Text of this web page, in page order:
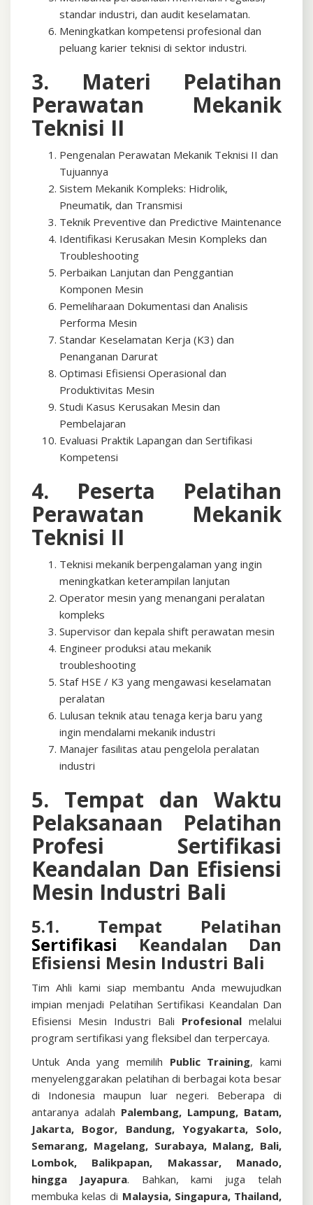
standar industri, dan audit keselamatan.
Meningkatkan kompetensi profesional dan
peluang karier teknisi di sektor industri.
3. Materi Pelatihan
Perawatan Mekanik
Teknisi II
Pengenalan Perawatan Mekanik Teknisi II dan
Tujuannya
Sistem Mekanik Kompleks: Hidrolik,
Pneumatik, dan Transmisi
Teknik Preventive dan Predictive Maintenance
Identifikasi Kerusakan Mesin Kompleks dan
Troubleshooting
Perbaikan Lanjutan dan Penggantian
Komponen Mesin
Pemeliharaan Dokumentasi dan Analisis
Performa Mesin
Standar Keselamatan Kerja (K3) dan
Penanganan Darurat
Optimasi Efisiensi Operasional dan
Produktivitas Mesin
Studi Kasus Kerusakan Mesin dan
Pembelajaran
Evaluasi Praktik Lapangan dan Sertifikasi
Kompetensi
4. Peserta Pelatihan
Perawatan Mekanik
Teknisi II
Teknisi mekanik berpengalaman yang ingin
meningkatkan keterampilan lanjutan
Operator mesin yang menangani peralatan
kompleks
Supervisor dan kepala shift perawatan mesin
Engineer produksi atau mekanik
troubleshooting
Staf HSE / K3 yang mengawasi keselamatan
peralatan
Lulusan teknik atau tenaga kerja baru yang
ingin mendalami mekanik industri
Manajer fasilitas atau pengelola peralatan
industri
5. Tempat dan Waktu
Pelaksanaan Pelatihan
Profesi Sertifikasi
Keandalan Dan Efisiensi
Mesin Industri Bali
5.1. Tempat Pelatihan
Sertifikasi Keandalan Dan
Efisiensi Mesin Industri Bali
Tim Ahli kami siap membantu Anda mewujudkan
impian menjadi Pelatihan Sertifikasi Keandalan Dan
Efisiensi Mesin Industri Bali Profesional melalui
program sertifikasi yang fleksibel dan terpercaya.
Untuk Anda yang memilih Public Training, kami
menyelenggarakan pelatihan di berbagai kota besar
di Indonesia maupun luar negeri. Beberapa di
antaranya adalah Palembang, Lampung, Batam,
Jakarta, Bogor, Bandung, Yogyakarta, Solo,
Semarang, Magelang, Surabaya, Malang, Bali,
Lombok, Balikpapan, Makassar, Manado,
hingga Jayapura. Bahkan, kami juga telah
membuka kelas di Malaysia, Singapura, Thailand,